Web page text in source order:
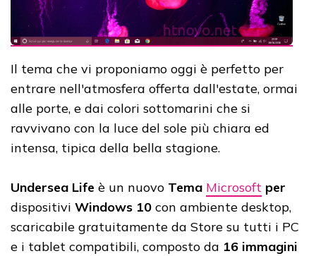
Il tema che vi proponiamo oggi è perfetto per
entrare nell'atmosfera offerta dall'estate, ormai
alle porte, e dai colori sottomarini che si
ravvivano con la luce del sole più chiara ed
intensa, tipica della bella stagione.
Undersea Life è un nuovo Tema Microsoft per
dispositivi Windows 10 con ambiente desktop,
scaricabile gratuitamente da Store su tutti i PC
e i tablet compatibili, composto da 16 immagini